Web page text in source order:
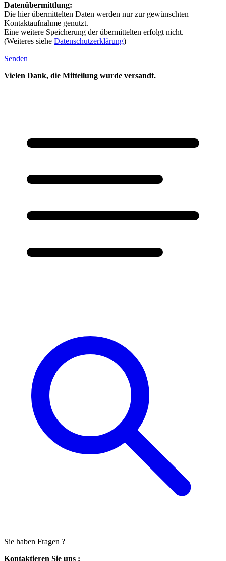
Datenübermittlung:
Die hier übermittelten Daten werden nur zur gewünschten
Kontaktaufnahme genutzt.
Eine weitere Speicherung der übermittelten erfolgt nicht.
(Weiteres siehe Datenschutzerklärung)
Senden
Vielen Dank, die Mitteilung wurde versandt.
Sie haben Fragen ?
Kontaktieren Sie uns :